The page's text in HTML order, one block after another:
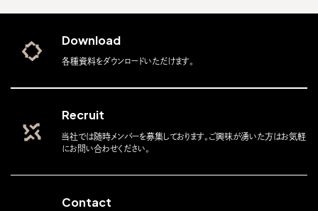
Download
各種資料をダウンロードいただけます。
Recruit
当社では随時メンバーを募集しております。ご興味が湧いた方はお気軽
にお問い合わせください。
Contact